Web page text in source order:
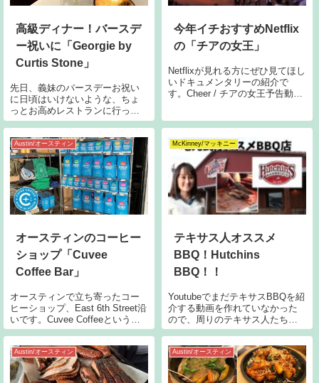
高級ディナー！バースデ
ー祝いに「Georgie by
Curtis Stone」
先日、義妹のバースデーお祝い
に日頃はいけないような、ちょ
っとお高めレストランに行って
きました。以前ブログで紹介し
Shop」の裏手。今回紹介するの
は同経営のレストランです。店
名の通り、有名シェフCu
今年イチおすすめNetflix
の「チアの女王」
Netflixが見れる方にぜひ見てほし
いドキュメンタリーの紹介で
す。Cheer / チアの女王予告動画
ナバロカレッジ（Navarro
College）はテキサス州コーシカ
ナ（Corsi
Austin/オースティン
オースティンのコーヒー
ショップ「Cuvee
Coffee Bar」
オースティンで立ち寄ったコー
ヒーショップ、East 6th Street沿
いです。Cuvee Coffeeというコ
ーヒー豆はどこかで見覚えがあ
い！この青い色印象的！色んな
グッズも売られていました。座
席はちょっと座
McKinney/マッキニー
テキサス人オススメ
BBQ！Hutchins
BBQ！！
YoutubeでまだテキサスBBQを紹
介する動画を作れていなかった
ので、周りのテキサス人たちに
どこのBBQがおいしいか聞き込
た。数々のBBQの名店が出揃う
中、栄えある当Youtube最初のテ
キサスBBQに選ばれた
Austin/オースティン Austin/オースティン